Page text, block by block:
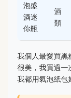
泡盛
酒迷
你瓶
酒
類
我個人最愛買黑
很美，我買過一
我都用氣泡紙包